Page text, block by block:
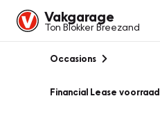
Vakgarage
Ton Blokker Breezand
Occasions
Financial Lease voorraad